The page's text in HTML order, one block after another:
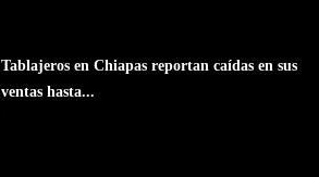
Tablajeros en Chiapas reportan caídas en sus
ventas hasta...